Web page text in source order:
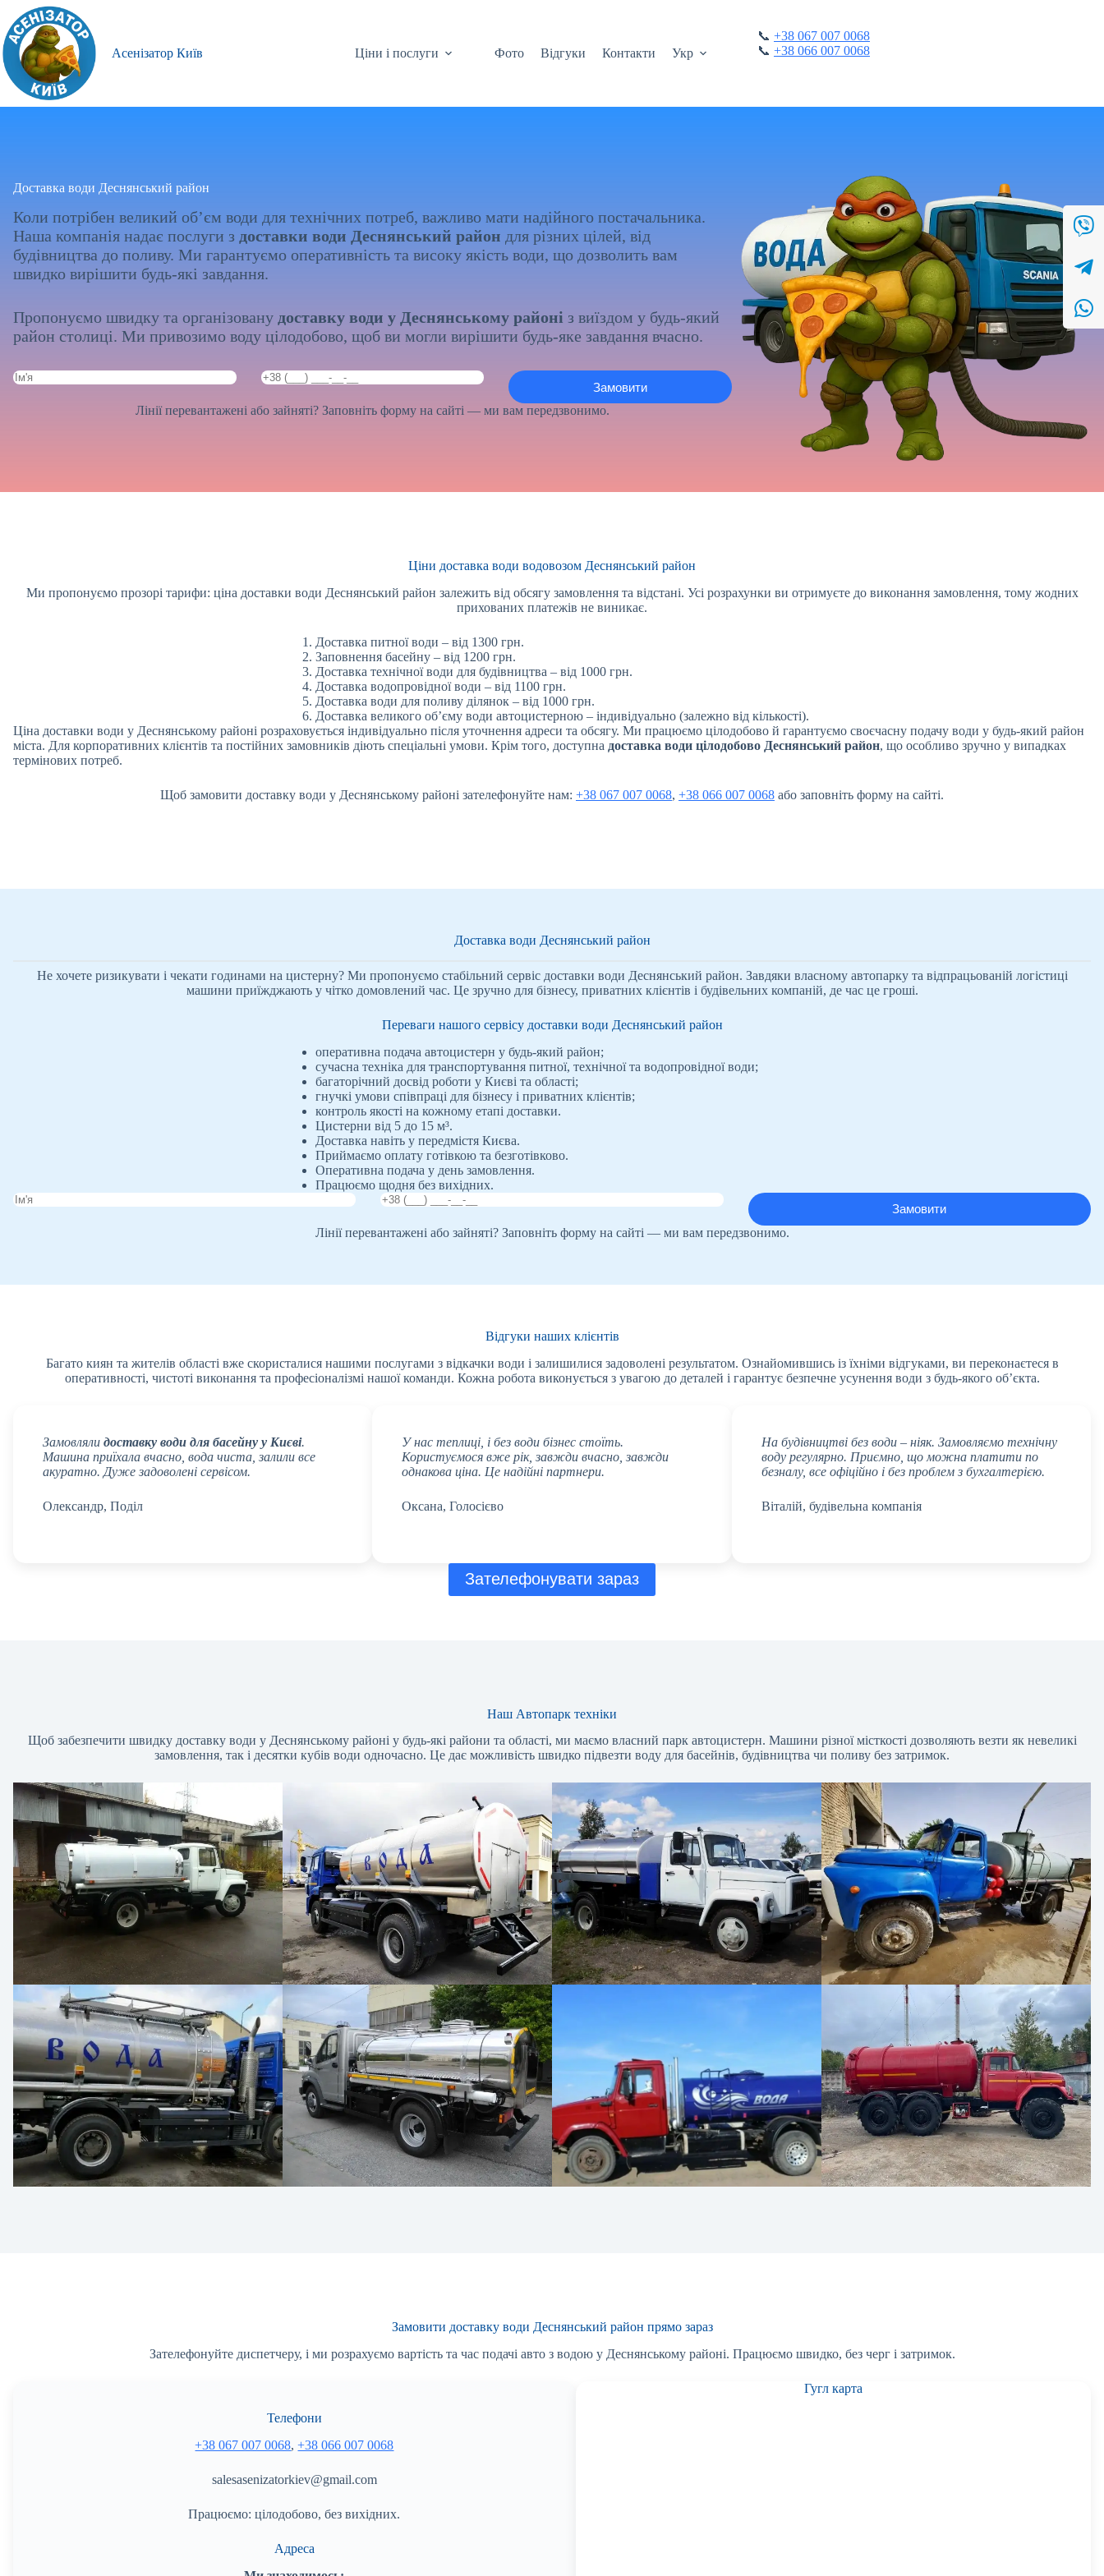
Перейти
вмісту
Асенізатор Київ
Ціни і послуги Фото Відгуки Контакти Укр
📞 +38 067 007 0068
📞 +38 066 007 0068
Доставка води Деснянський район
Коли потрібен великий об’єм води для технічних потреб, важливо мати надійного постачальника.
Наша компанія надає послуги з доставки води Деснянський район для різних цілей, від
будівництва до поливу. Ми гарантуємо оперативність та високу якість води, що дозволить вам
швидко вирішити будь-які завдання.
Пропонуємо швидку та організовану доставку води у Деснянському районі з виїздом у будь-який
район столиці. Ми привозимо воду цілодобово, щоб ви могли вирішити будь-яке завдання вчасно.
Лінії перевантажені або зайняті? Заповніть форму на сайті — ми вам передзвонимо.
Ціни доставка води водовозом Деснянський район
Ми пропонуємо прозорі тарифи: ціна доставки води Деснянський район залежить від обсягу замовлення та відстані. Усі розрахунки ви отримуєте до виконання замовлення, тому жодних
прихованих платежів не виникає.
Доставка питної води – від 1300 грн.
Заповнення басейну – від 1200 грн.
Доставка технічної води для будівництва – від 1000 грн.
Доставка водопровідної води – від 1100 грн.
Доставка води для поливу ділянок – від 1000 грн.
Доставка великого об’єму води автоцистерною – індивідуально (залежно від кількості).
Ціна доставки води у Деснянському районі розраховується індивідуально після уточнення адреси та обсягу. Ми працюємо цілодобово й гарантуємо своєчасну подачу води у будь-який район
міста. Для корпоративних клієнтів та постійних замовників діють спеціальні умови. Крім того, доступна доставка води цілодобово Деснянський район, що особливо зручно у випадках
термінових потреб.
Щоб замовити доставку води у Деснянському районі зателефонуйте нам: +38 067 007 0068, +38 066 007 0068 або заповніть форму на сайті.
Доставка води Деснянський район
Не хочете ризикувати і чекати годинами на цистерну? Ми пропонуємо стабільний сервіс доставки води Деснянський район. Завдяки власному автопарку та відпрацьованій логістиці
машини приїжджають у чітко домовлений час. Це зручно для бізнесу, приватних клієнтів і будівельних компаній, де час це гроші.
Переваги нашого сервісу доставки води Деснянський район
оперативна подача автоцистерн у будь-який район;
сучасна техніка для транспортування питної, технічної та водопровідної води;
багаторічний досвід роботи у Києві та області;
гнучкі умови співпраці для бізнесу і приватних клієнтів;
контроль якості на кожному етапі доставки.
Цистерни від 5 до 15 м³.
Доставка навіть у передмістя Києва.
Приймаємо оплату готівкою та безготівково.
Оперативна подача у день замовлення.
Працюємо щодня без вихідних.
Лінії перевантажені або зайняті? Заповніть форму на сайті — ми вам передзвонимо.
Відгуки наших клієнтів
Багато киян та жителів області вже скористалися нашими послугами з відкачки води і залишилися задоволені результатом. Ознайомившись із їхніми відгуками, ви переконаєтеся в
оперативності, чистоті виконання та професіоналізмі нашої команди. Кожна робота виконується з увагою до деталей і гарантує безпечне усунення води з будь-якого об’єкта.
Замовляли доставку води для басейну у Києві.
Машина приїхала вчасно, вода чиста, залили все
акуратно. Дуже задоволені сервісом.
Олександр, Поділ
У нас теплиці, і без води бізнес стоїть.
Користуємося вже рік, завжди вчасно, завжди
однакова ціна. Це надійні партнери.
Оксана, Голосієво
На будівництві без води – ніяк. Замовляємо технічну
воду регулярно. Приємно, що можна платити по
безналу, все офіційно і без проблем з бухгалтерією.
Віталій, будівельна компанія
Зателефонувати зараз
Наш Автопарк техніки
Щоб забезпечити швидку доставку води у Деснянському районі у будь-які райони та області, ми маємо власний парк автоцистерн. Машини різної місткості дозволяють везти як невеликі
замовлення, так і десятки кубів води одночасно. Це дає можливість швидко підвезти воду для басейнів, будівництва чи поливу без затримок.
Замовити доставку води Деснянський район прямо зараз
Зателефонуйте диспетчеру, і ми розрахуємо вартість та час подачі авто з водою у Деснянському районі. Працюємо швидко, без черг і затримок.
Телефони
+38 067 007 0068,+38 066 007 0068
salesasenizatorkiev@gmail.com
Працюємо: цілодобово, без вихідних.
Адреса
Гугл карта